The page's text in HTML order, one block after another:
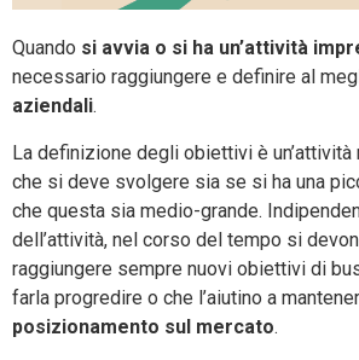
Quando si avvia o si ha un’attività
necessario raggiungere e definire al
aziendali.
La definizione degli obiettivi è
che si deve svolgere sia se si ha una
che questa sia medio-grande.
dell’attività, nel corso del tempo si
raggiungere sempre nuovi obiettivi di
farla progredire o che l’aiutino a
posizionamento sul mercato.